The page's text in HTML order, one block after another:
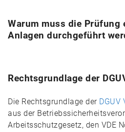
Warum muss die Prüfung
Anlagen durchgeführt
Rechtsgrundlage der
Die Rechtsgrundlage der DGUV
aus der
Arbeitsschutzgesetz, den VDE